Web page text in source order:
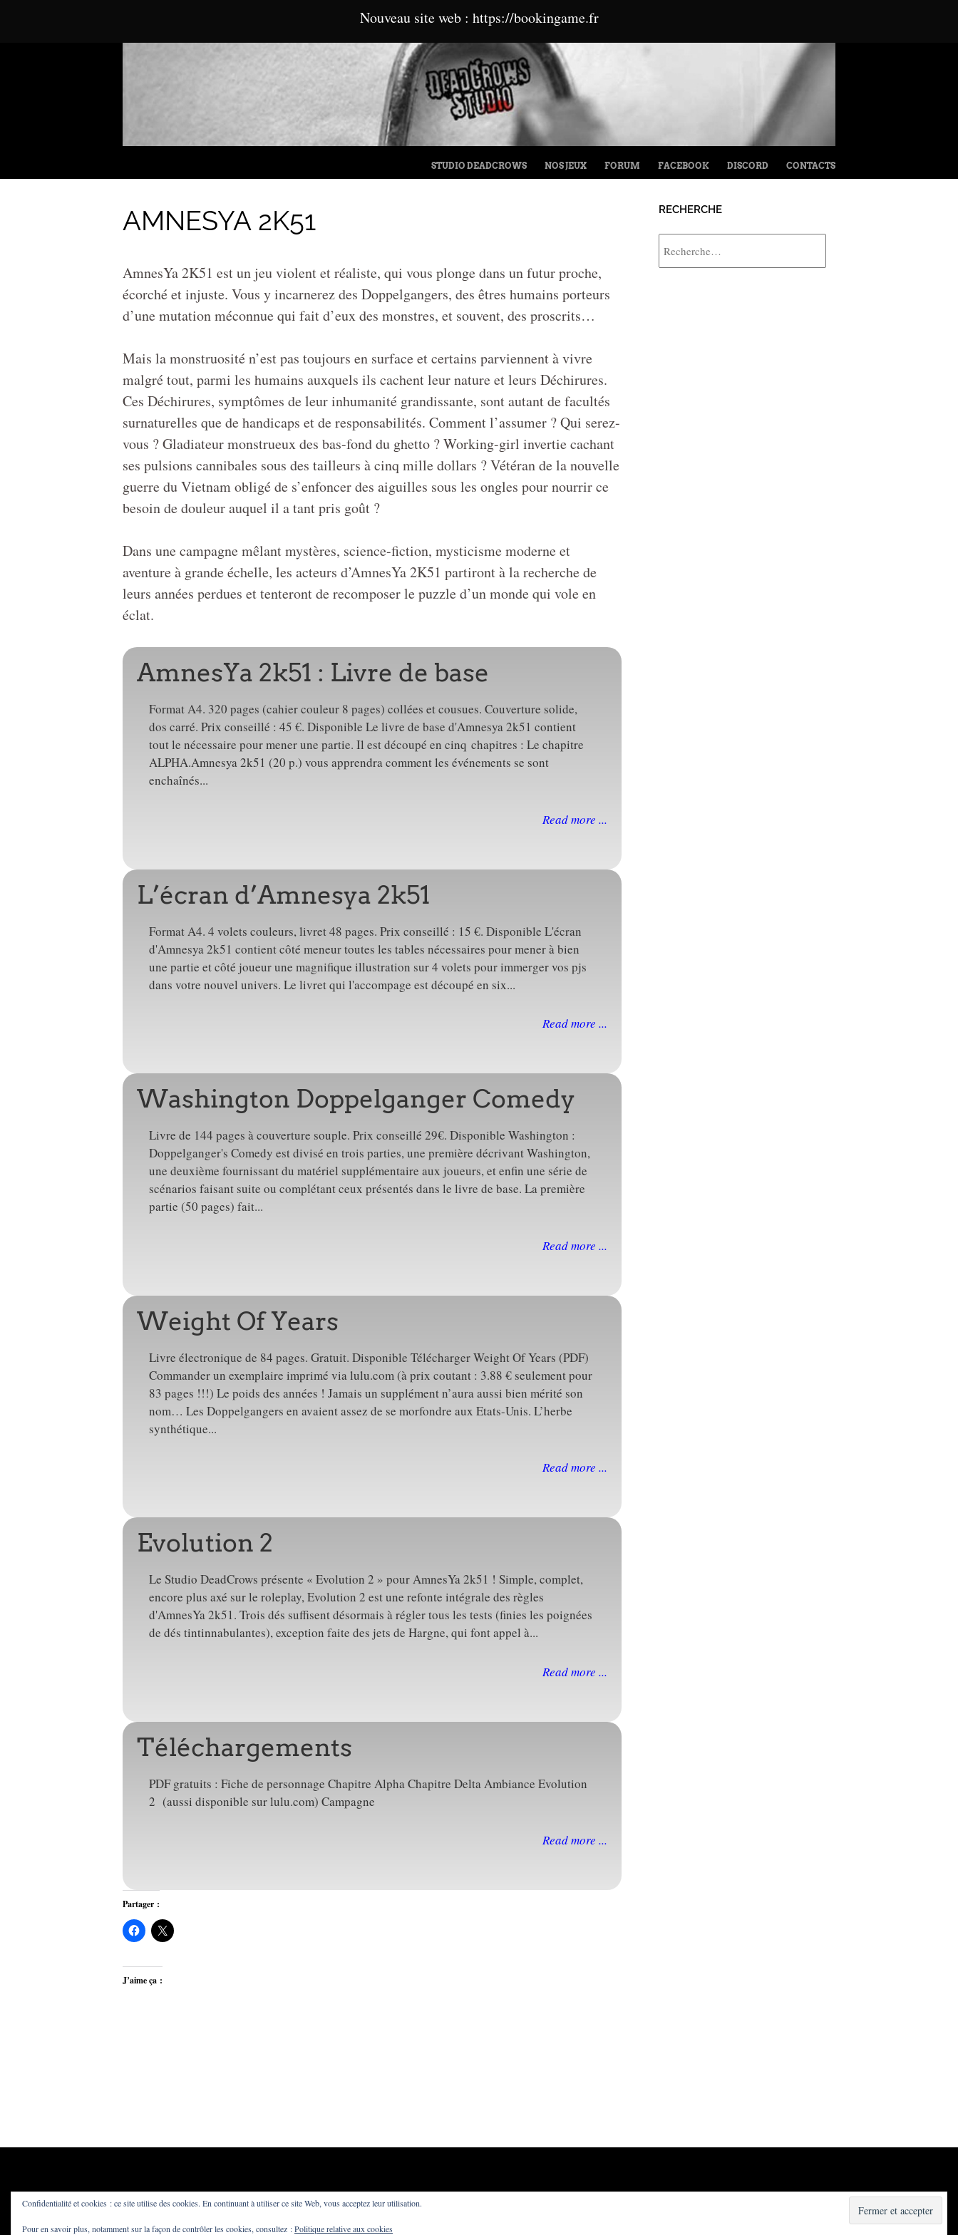
MENU
ALLER AU CONTENU
STUDIO DEADCROWS NOS JEUX FORUM FACEBOOK DISCORD CONTACTS
AMNESYA 2K51
AmnesYa 2K51 est un jeu violent et réaliste, qui vous plonge dans un futur proche,
écorché et injuste. Vous y incarnerez des Doppelgangers, des êtres humains porteurs
d’une mutation méconnue qui fait d’eux des monstres, et souvent, des proscrits…
Mais la monstruosité n’est pas toujours en surface et certains parviennent à vivre
malgré tout, parmi les humains auxquels ils cachent leur nature et leurs Déchirures.
Ces Déchirures, symptômes de leur inhumanité grandissante, sont autant de facultés
surnaturelles que de handicaps et de responsabilités. Comment l’assumer ? Qui serez-
vous ? Gladiateur monstrueux des bas-fond du ghetto ? Working-girl invertie cachant
ses pulsions cannibales sous des tailleurs à cinq mille dollars ? Vétéran de la nouvelle
guerre du Vietnam obligé de s’enfoncer des aiguilles sous les ongles pour nourrir ce
besoin de douleur auquel il a tant pris goût ?
Dans une campagne mêlant mystères, science-fiction, mysticisme moderne et
aventure à grande échelle, les acteurs d’AmnesYa 2K51 partiront à la recherche de
leurs années perdues et tenteront de recomposer le puzzle d’un monde qui vole en
éclat.
AmnesYa 2k51 : Livre de base
Format A4. 320 pages (cahier couleur 8 pages) collées et cousues. Couverture solide,
dos carré. Prix conseillé : 45 €. Disponible Le livre de base d'Amnesya 2k51 contient
tout le nécessaire pour mener une partie. Il est découpé en cinq chapitres : Le chapitre
ALPHA.Amnesya 2k51 (20 p.) vous apprendra comment les événements se sont
enchaînés...
Read more ...
L’écran d’Amnesya 2k51
Format A4. 4 volets couleurs, livret 48 pages. Prix conseillé : 15 €. Disponible L'écran
d'Amnesya 2k51 contient côté meneur toutes les tables nécessaires pour mener à bien
une partie et côté joueur une magnifique illustration sur 4 volets pour immerger vos pjs
dans votre nouvel univers. Le livret qui l'accompage est découpé en six...
Read more ...
Washington Doppelganger Comedy
Livre de 144 pages à couverture souple. Prix conseillé 29€. Disponible Washington :
Doppelganger's Comedy est divisé en trois parties, une première décrivant Washington,
une deuxième fournissant du matériel supplémentaire aux joueurs, et enfin une série de
scénarios faisant suite ou complétant ceux présentés dans le livre de base. La première
partie (50 pages) fait...
Read more ...
Weight Of Years
Livre électronique de 84 pages. Gratuit. Disponible Télécharger Weight Of Years (PDF)
Commander un exemplaire imprimé via lulu.com (à prix coutant : 3.88 € seulement pour
83 pages !!!) Le poids des années ! Jamais un supplément n’aura aussi bien mérité son
nom… Les Doppelgangers en avaient assez de se morfondre aux Etats-Unis. L’herbe
synthétique...
Read more ...
Evolution 2
Le Studio DeadCrows présente « Evolution 2 » pour AmnesYa 2k51 ! Simple, complet,
encore plus axé sur le roleplay, Evolution 2 est une refonte intégrale des règles
d'AmnesYa 2k51. Trois dés suffisent désormais à régler tous les tests (finies les poignées
de dés tintinnabulantes), exception faite des jets de Hargne, qui font appel à...
Read more ...
Téléchargements
PDF gratuits : Fiche de personnage Chapitre Alpha Chapitre Delta Ambiance Evolution
2 (aussi disponible sur lulu.com) Campagne
Read more ...
Partager :
J’aime ça :
RECHERCHE
Powered by
Nouveau site web : https://bookingame.fr
Confidentialité et cookies : ce site utilise des cookies. En continuant à utiliser ce site Web, vous acceptez leur utilisation.
Pour en savoir plus, notamment sur la façon de contrôler les cookies, consultez :Politique relative aux cookies